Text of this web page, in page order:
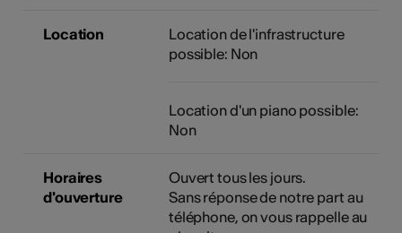
Location
Location de l'infrastructure
possible: Non
Location d'un piano possible:
Non
Horaires
d'ouverture
Ouvert tous les jours.
Sans réponse de notre part au
téléphone, on vous rappelle au